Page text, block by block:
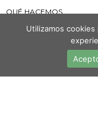
QUÉ HACEMOS
DÓNDE ESTAMOS
Utilizamos